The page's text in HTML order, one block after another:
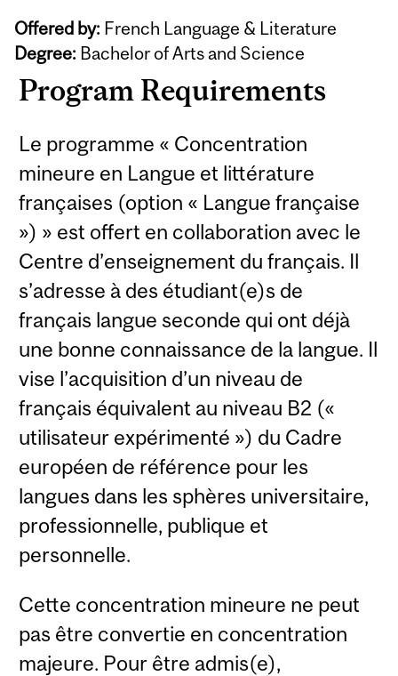
Offered by: French Language & Literature
Degree: Bachelor of Arts and Science
Program Requirements
Le programme « Concentration
mineure en Langue et littérature
françaises (option « Langue française
») » est offert en collaboration avec le
Centre d’enseignement du français. Il
s’adresse à des étudiant(e)s de
français langue seconde qui ont déjà
une bonne connaissance de la langue. Il
vise l’acquisition d’un niveau de
français équivalent au niveau B2 («
utilisateur expérimenté ») du Cadre
européen de référence pour les
langues dans les sphères universitaire,
professionnelle, publique et
personnelle.
Cette concentration mineure ne peut
pas être convertie en concentration
majeure. Pour être admis(e),